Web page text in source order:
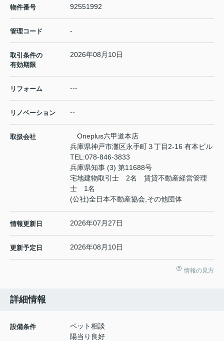
物件番号 92551992
管理コード -
取引条件の
有効期限
2026年08月10日
リフォーム ---
リノベーション --
取扱会社
Oneplus六甲道本店
兵庫県神戸市灘区永手町３丁目2-16 有本ビル
TEL:078-846-3833
兵庫県知事 (3) 第11688号
宅地建物取引士 2名 賃貸不動産経営管理
士 1名
(公社)全日本不動産協会,その他団体
情報更新日 2026年07月27日
更新予定日 2026年08月10日
情報の見方
詳細情報
設備条件
ペット相談
陽当り良好